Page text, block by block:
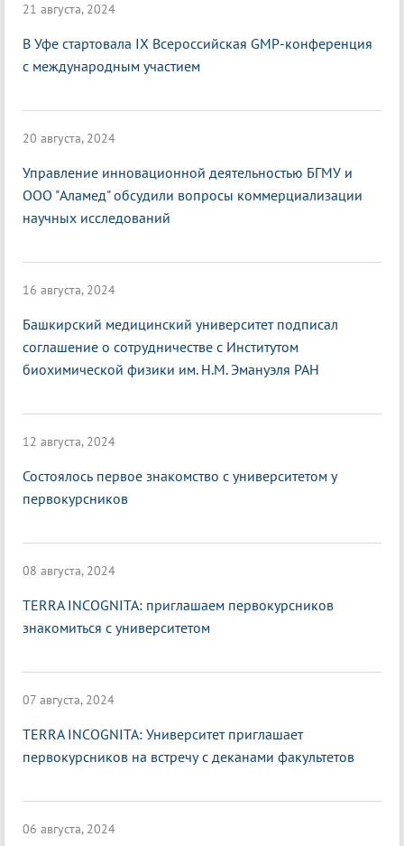
21 августа, 2024
В Уфе стартовала IX Всероссийская GMP-конференция
с международным участием
20 августа, 2024
Управление инновационной деятельностью БГМУ и
ООО "Аламед" обсудили вопросы коммерциализации
научных исследований
16 августа, 2024
Башкирский медицинский университет подписал
соглашение о сотрудничестве с Институтом
биохимической физики им. Н.М. Эмануэля РАН
12 августа, 2024
Состоялось первое знакомство с университетом у
первокурсников
08 августа, 2024
TERRA INCOGNITA: приглашаем первокурсников
знакомиться с университетом
07 августа, 2024
TERRA INCOGNITA: Университет приглашает
первокурсников на встречу с деканами факультетов
06 августа, 2024